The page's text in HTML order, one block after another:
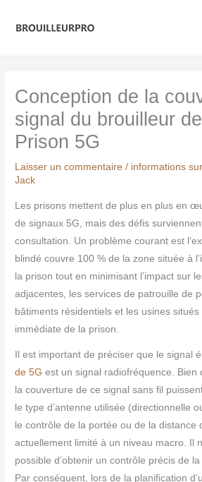
Conception de la
signal du brouilleur
Prison 5G
Laisser un commentaire / informations
Jack
Les prisons mettent de plus en plus en
de signaux 5G, mais des défis
consultation. Un problème courant est
blindé couvre 100 % de la zone située à
la prison tout en minimisant l’impact sur
adjacentes, les services de patrouille de
bâtiments résidentiels et les usines situés
immédiate de la prison.
Il est important de préciser que le signal
de 5G est un signal radiofréquence. Bien
la couverture de ce signal sans fil
le type d’antenne utilisée (directionnelle
le contrôle de la portée ou de la distance
actuellement limité à un niveau macro. Il
possible d’obtenir un contrôle précis de
Par conséquent, lors de la planification